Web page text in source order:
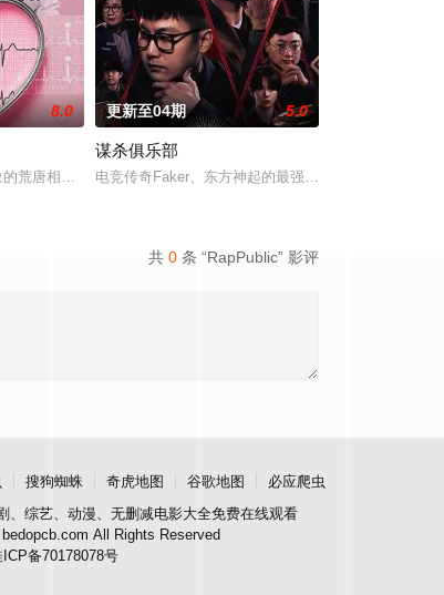
当&quo
得见的radio。每周三晚播出，每期邀请几位嘉宾
8.0
荒唐相亲，从第一次见面开始，脑停止的情况就接连不断。在如此
更新至04期 5.0
谋杀俱乐部
电竞传奇Faker、东方神起的最强昌珉、TXT的杋圭等
共 0 条 “RapPublic” 影评
搜狗蜘蛛 奇虎地图 谷歌地图
必应爬虫
、综艺、动漫、无删减电影大全免费在线观看
All Rights Reserved
ICP备70178078号